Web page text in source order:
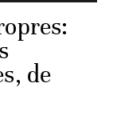
de